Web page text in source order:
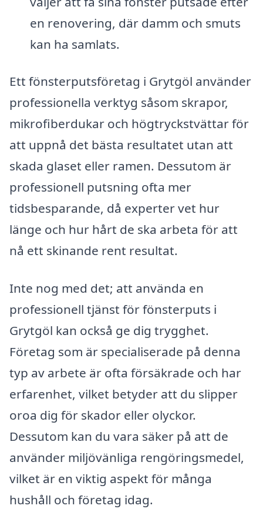
en renovering, där damm och smuts
kan ha samlats.
Ett fönsterputsföretag i Grytgöl använder
professionella verktyg såsom skrapor,
mikrofiberdukar och högtryckstvättar för
att uppnå det bästa resultatet utan att
skada glaset eller ramen. Dessutom är
professionell putsning ofta mer
tidsbesparande, då experter vet hur
länge och hur hårt de ska arbeta för att
nå ett skinande rent resultat.
Inte nog med det; att använda en
professionell tjänst för fönsterputs i
Grytgöl kan också ge dig trygghet.
Företag som är specialiserade på denna
typ av arbete är ofta försäkrade och har
erfarenhet, vilket betyder att du slipper
oroa dig för skador eller olyckor.
Dessutom kan du vara säker på att de
använder miljövänliga rengöringsmedel,
vilket är en viktig aspekt för många
hushåll och företag idag.